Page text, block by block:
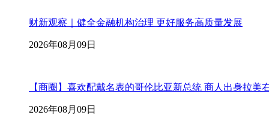
财新观察｜健全金融机构治理 更好服务高质量发展
2026年08月09日
【商圈】喜欢配戴名表的哥伦比亚新总统 商人出身拉美
2026年08月09日